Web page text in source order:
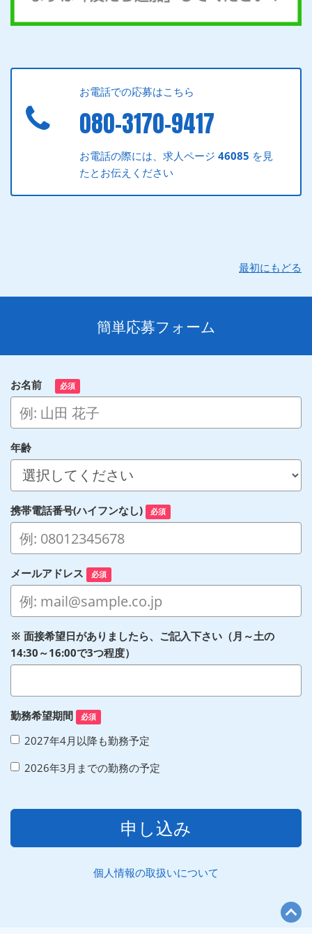
お電話での応募はこちら
080-3170-9417
お電話の際には、求人ページ46085 を見
たとお伝えください
最初にもどる
簡単応募フォーム
お名前 必須
年齢
携帯電話番号(ハイフンなし) 必須
メールアドレス 必須
※ 面接希望日がありましたら、ご記入下さい（月～土の
14:30～16:00で3つ程度）
勤務希望期間 必須
2027年4月以降も勤務予定
2026年3月までの勤務の予定
申し込み
個人情報の取扱いについて